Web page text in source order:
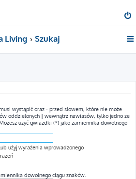
Living Szukaj
wystąpić oraz - przed słowem, które nie może
oddzielonych | wewnątrz nawiasów, tylko jedno ze
użyć gwiazdki (*) jako zamiennika dowolnego
użyj wyrażenia wprowadzonego
dowolnego ciągu znaków.